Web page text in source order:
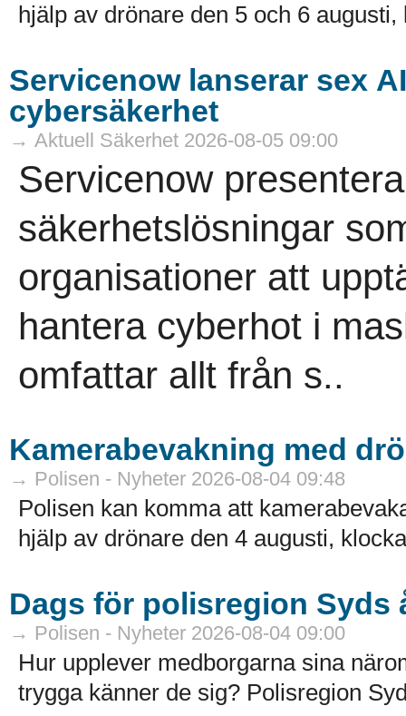
hjälp av drönare den 5 och 6 augusti,
Servicenow lanserar sex
cybersäkerhet
→ Aktuell Säkerhet 2026-08-05 09:00
Servicenow
säkerhetslösningar
organisationer att
hantera cyberhot i
omfattar allt från s..
Kamerabevakning med
→ Polisen - Nyheter 2026-08-04 09:48
Polisen kan komma att
hjälp av drönare den 4 augusti,
Dags för polisregion
→ Polisen - Nyheter 2026-08-04 09:00
Hur upplever medborgarna sina
trygga känner de sig? Polisregion